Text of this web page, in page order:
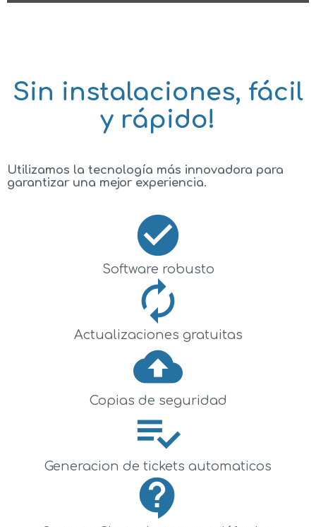
Sin instalaciones, fácil
y rápido!
Utilizamos la tecnología más innovadora para
garantizar una mejor experiencia.
check_circle
Software robusto
autorenew
Actualizaciones gratuitas
cloud_upload
Copias de seguridad
playlist_add_check
Generacion de tickets automaticos
contact_support